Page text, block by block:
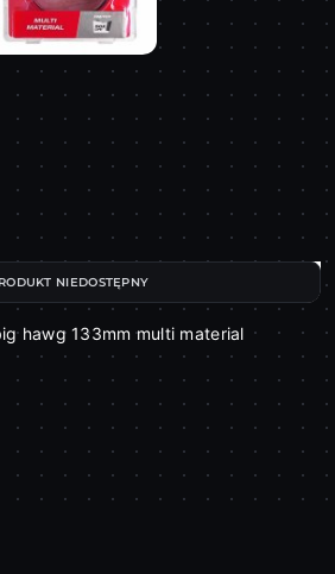
hawg 133mm multi material
NIEDOSTĘPNY